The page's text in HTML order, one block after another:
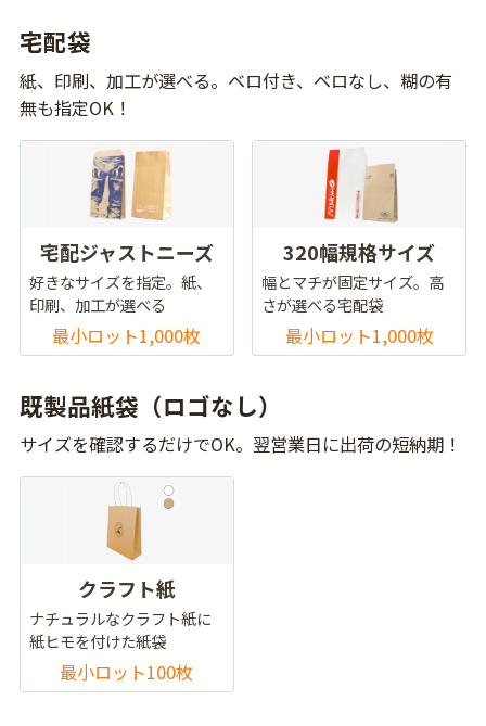
宅配袋
紙、印刷、加工が選べる。ベロ付き、ベロなし、糊の有
無も指定OK！
宅配ジャストニーズ
好きなサイズを指定。紙、
印刷、加工が選べる
最小ロット1,000枚
320幅規格サイズ
幅とマチが固定サイズ。高
さが選べる宅配袋
最小ロット1,000枚
既製品紙袋（ロゴなし）
サイズを確認するだけでOK。翌営業日に出荷の短納期！
クラフト紙
ナチュラルなクラフト紙に
紙ヒモを付けた紙袋
最小ロット100枚